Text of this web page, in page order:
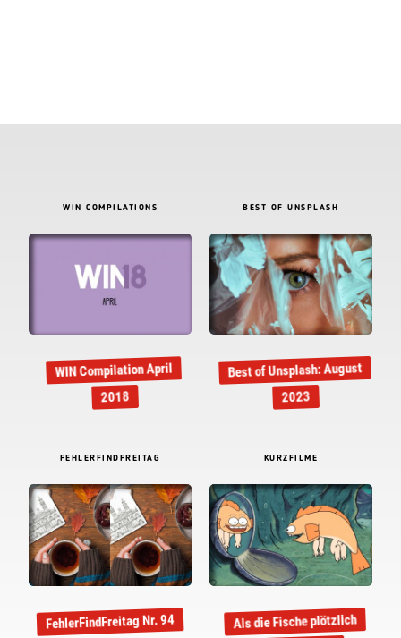
WIN COMPILATIONS
WIN Compilation April
2018
BEST OF UNSPLASH
Best of Unsplash: August
2023
FEHLERFINDFREITAG
FehlerFindFreitag Nr. 94
KURZFILME
Als die Fische plötzlich